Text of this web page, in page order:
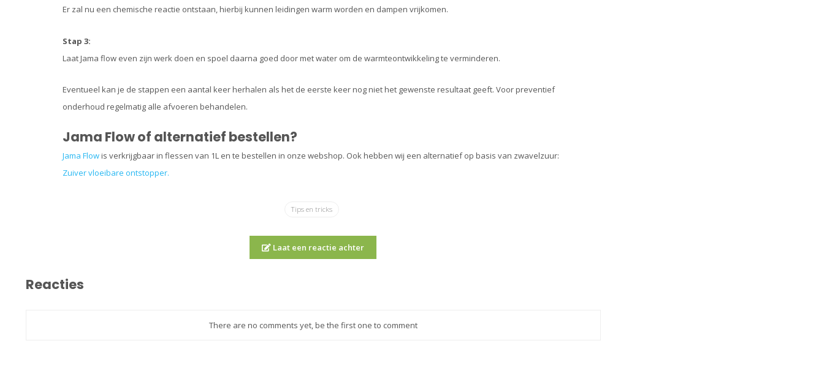
Er zal nu een chemische reactie ontstaan, hierbij kunnen leidingen warm worden en dampen vrijkomen.
Stap 3:
Laat Jama flow even zijn werk doen en spoel daarna goed door met water om de warmteontwikkeling te verminderen.
Eventueel kan je de stappen een aantal keer herhalen als het de eerste keer nog niet het gewenste resultaat geeft. Voor preventief
onderhoud regelmatig alle afvoeren behandelen.
Jama Flow of alternatief bestellen?
Jama Flowis verkrijgbaar in flessen van 1L en te bestellen in onze webshop. Ook hebben wij een alternatief op basis van zwavelzuur:
Zuiver vloeibare ontstopper.
Tips en tricks
Laat een reactie achter
Reacties
There are no comments yet, be the first one to comment